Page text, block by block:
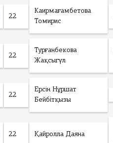
22
Каирмағамбетова
Томирис
22
Турғанбекова
Жақсыгүл
22
Ерсін Нұршат
Бейбітқызы
22 Қайролла Даяна